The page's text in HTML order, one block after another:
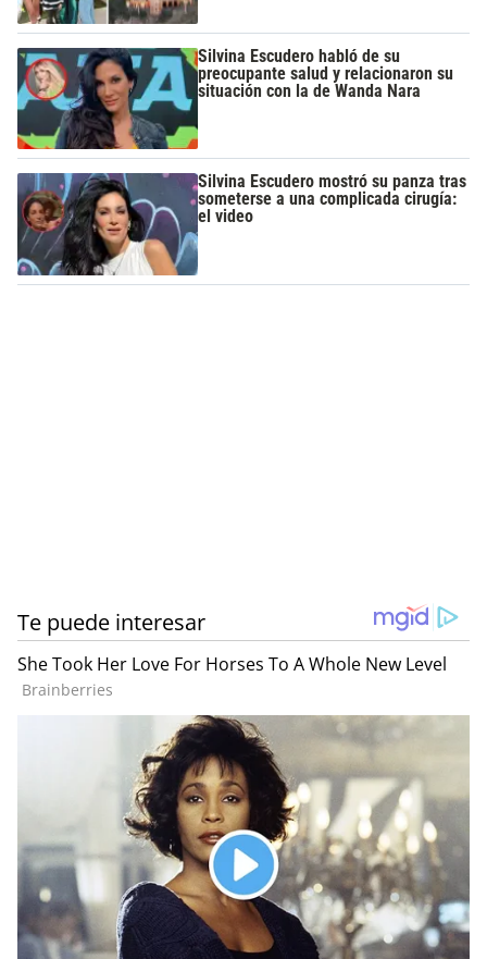
Silvina Escudero habló de su
preocupante salud y relacionaron su
situación con la de Wanda Nara
Silvina Escudero mostró su panza tras
someterse a una complicada cirugía:
el video